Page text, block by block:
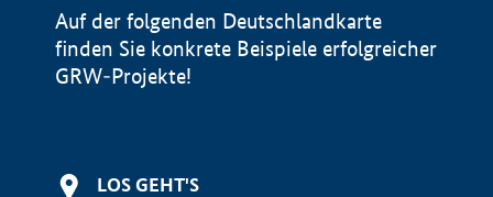
Auf der folgenden Deutschlandkarte
finden Sie konkrete Beispiele erfolgreicher
GRW-Projekte!
LOS GEHT'S